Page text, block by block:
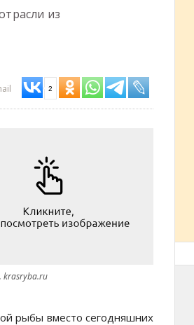
из
2
krasryba.ru
рыбы вместо сегодняшних